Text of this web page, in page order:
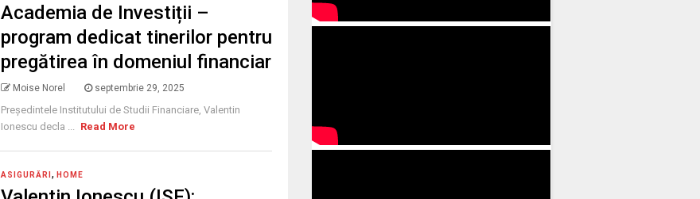
Academia de Investiții –
program dedicat tinerilor pentru
pregătirea în domeniul financiar
Moise Norel septembrie 29, 2025
Președintele Institutului de Studii Financiare, Valentin
Ionescu decla ... Read More
ASIGURĂRI , HOME